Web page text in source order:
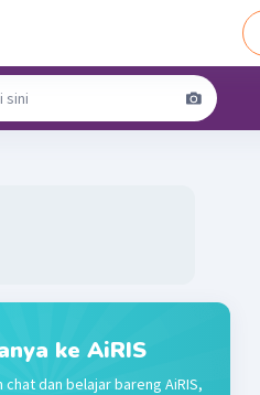
ke AiRIS
chat dan belajar bareng AiRIS,